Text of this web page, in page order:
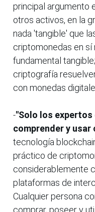
principal argumento
otros activos, en la
nada 'tangible' que
criptomonedas en sí
fundamental
criptografía
con monedas
-"Solo los
comprender y
tecnología
práctico de
considerablemente
plataformas de
Cualquier persona
comprar, poseer y